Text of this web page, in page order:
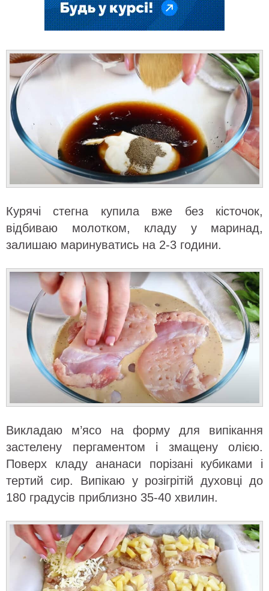
Курячі стегна купила вже без кісточок,
відбиваю молотком, кладу у маринад,
залишаю маринуватись на 2-3 години.
Викладаю м’ясо на форму для випікання
застелену пергаментом і змащену олією.
Поверх кладу ананаси порізані кубиками і
тертий сир. Випікаю у розігрітій духовці до
180 градусів приблизно 35-40 хвилин.